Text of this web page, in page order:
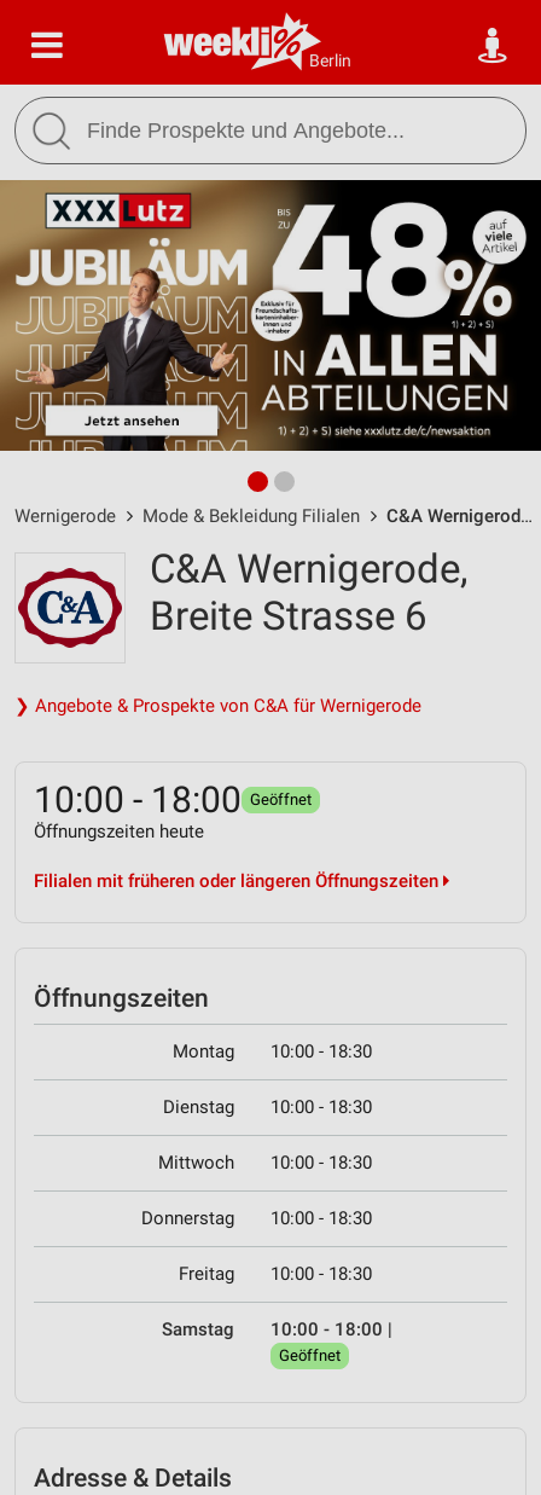
Berlin
Wernigerode Mode & Bekleidung Filialen C&A Wernigerode / Breite Strasse 6 - Öffnungszeiten & Adresse
C&A Wernigerode,
Breite Strasse 6
❯ Angebote & Prospekte von C&A für Wernigerode
10:00 - 18:00 Geöffnet
Öffnungszeiten heute
Filialen mit früheren oder längeren Öffnungszeiten
Öffnungszeiten
Montag 10:00 - 18:30
Dienstag 10:00 - 18:30
Mittwoch 10:00 - 18:30
Donnerstag 10:00 - 18:30
Freitag 10:00 - 18:30
Samstag 10:00 - 18:00 |
Geöffnet
Adresse & Details